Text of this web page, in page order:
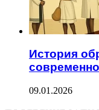
История
09.01.2026